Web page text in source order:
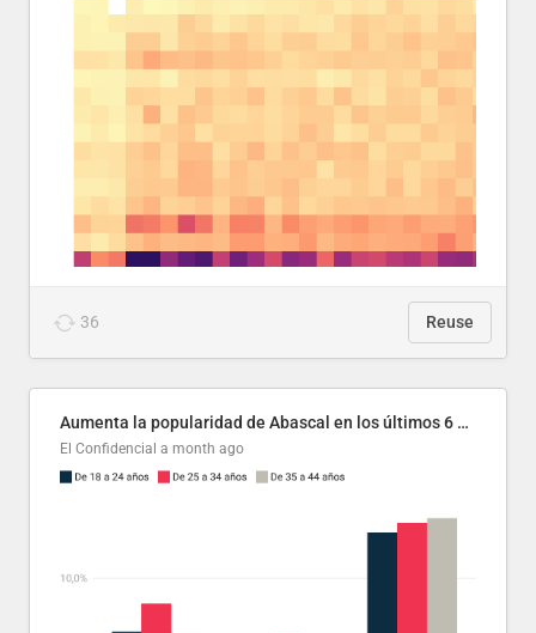
36 Reuse
Aumenta la popularidad de Abascal en los últimos 6 años
El Confidencial a month ago